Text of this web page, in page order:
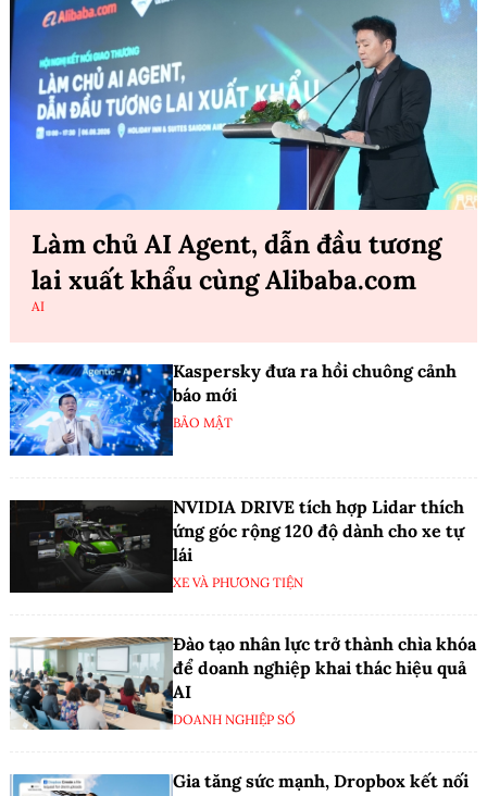
Làm chủ AI Agent, dẫn đầu tương
lai xuất khẩu cùng Alibaba.com
AI
Kaspersky đưa ra hồi chuông cảnh
báo mới
BẢO MẬT
NVIDIA DRIVE tích hợp Lidar thích
ứng góc rộng 120 độ dành cho xe tự
lái
XE VÀ PHƯƠNG TIỆN
Đào tạo nhân lực trở thành chìa khóa
để doanh nghiệp khai thác hiệu quả
AI
DOANH NGHIỆP SỐ
Gia tăng sức mạnh, Dropbox kết nối